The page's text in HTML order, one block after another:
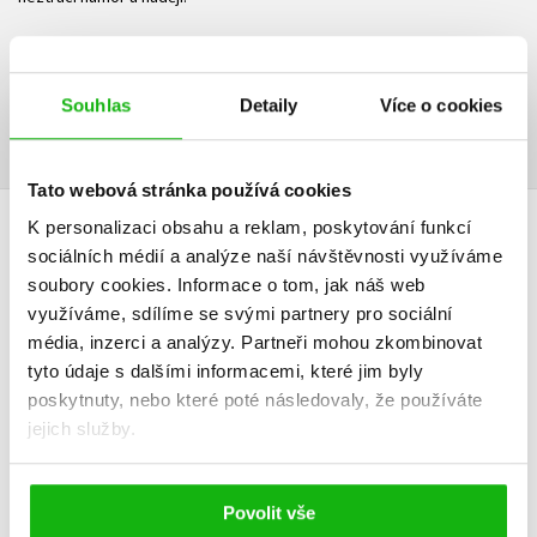
Souhlas Detaily Více o cookies
Tato webová stránka používá cookies
K personalizaci obsahu a reklam, poskytování funkcí
sociálních médií a analýze naší návštěvnosti využíváme
soubory cookies. Informace o tom, jak náš web
využíváme, sdílíme se svými partnery pro sociální
média, inzerci a analýzy. Partneři mohou zkombinovat
tyto údaje s dalšími informacemi, které jim byly
poskytnuty, nebo které poté následovaly, že používáte
jejich služby.
Povolit vše
Ke stažení
Ukázka.pdf
HODNOCENÍ ČTENÁŘŮ
V současné době nejsou vytvořena žádná uživatelská hodnocení.
Vaše hodnocení
Uživatelskou recenzi mohou vkládat pouze registrovaní uživatelé
Přihlásit